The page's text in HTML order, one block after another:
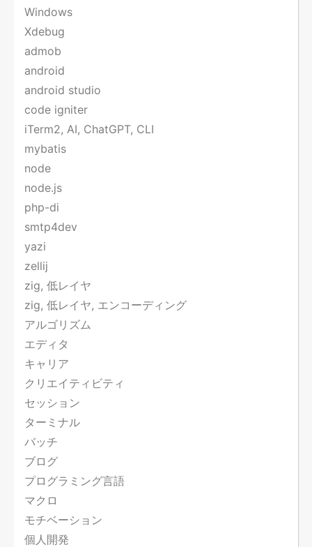
Windows
Xdebug
admob
android
android studio
code igniter
iTerm2, AI, ChatGPT, CLI
mybatis
node
node.js
php-di
smtp4dev
yazi
zellij
zig, 低レイヤ
zig, 低レイヤ, エンコーディング
アルゴリズム
エディタ
キャリア
クリエイティビティ
セッション
ターミナル
バッチ
ブログ
プログラミング言語
マクロ
モチベーション
個人開発